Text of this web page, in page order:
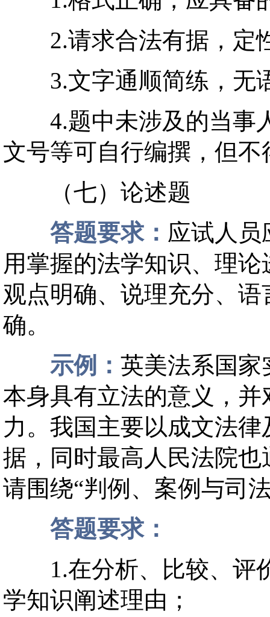
2.请求合法有据，定
3.文字通顺简练，无
4.题中未涉及的当事
文号等可自行编撰，但
（七）论述题
答题要求： 应试人员
用掌握的法学知识、理
观点明确、说理充分、
确。
示例： 英美法系国家
本身具有立法的意义，
力。我国主要以成文法
据，同时最高人民法院
请围绕“判例、案例与司
答题要求：
1.在分析、比较、评
学知识阐述理由；